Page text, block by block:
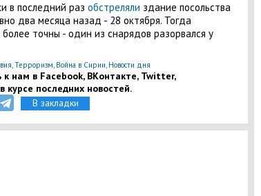
в последний раз обстреляли здание посольства
два месяца назад - 28 октября. Тогда
точны - один из снарядов разорвался у
,Терроризм, Война в Сирии, Новости дня
к нам в Facebook, ВКонтакте, Twitter,
курсе последних новостей.
В закладки